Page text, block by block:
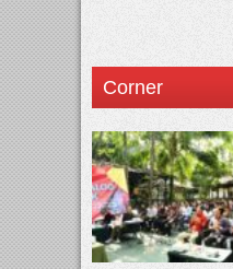
Corner